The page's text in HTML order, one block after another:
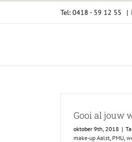
Tel: 0418 - 59 12 55 |
Gooi al jouw
oktober 9th, 2018 |
make-up Aalst, PMU,